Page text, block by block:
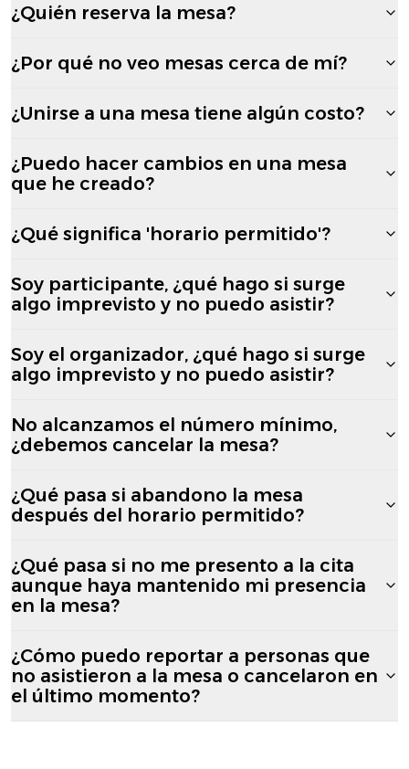
¿Quién reserva la mesa?
¿Por qué no veo mesas cerca de mí?
¿Unirse a una mesa tiene algún costo?
¿Puedo hacer cambios en una mesa
que he creado?
¿Qué significa 'horario permitido'?
Soy participante, ¿qué hago si surge
algo imprevisto y no puedo asistir?
Soy el organizador, ¿qué hago si surge
algo imprevisto y no puedo asistir?
No alcanzamos el número mínimo,
¿debemos cancelar la mesa?
¿Qué pasa si abandono la mesa
después del horario permitido?
¿Qué pasa si no me presento a la cita
aunque haya mantenido mi presencia
en la mesa?
¿Cómo puedo reportar a personas que
no asistieron a la mesa o cancelaron en
el último momento?